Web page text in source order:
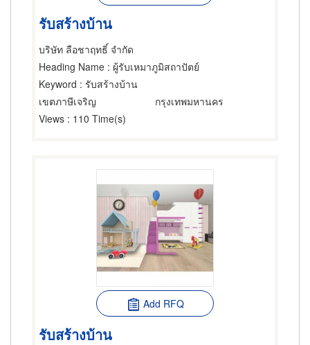
รับสร้างบ้าน
บริษัท ลือชาฤทธิ์ จำกัด
Heading Name : ผู้รับเหมาภูมิสถาปัตย์
Keyword : รับสร้างบ้าน
เขตภาษีเจริญ
กรุงเทพมหานคร
Views : 110 Time(s)
Add RFQ
รับสร้างบ้าน